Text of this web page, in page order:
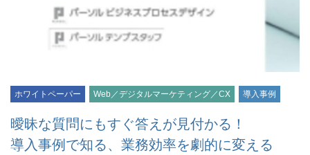
ホワイトペーパー Web／デジタルマーケティング／CX 導入事例
曖昧な質問にもすぐ答えが見付かる！
導入事例で知る、業務効率を劇的に変える